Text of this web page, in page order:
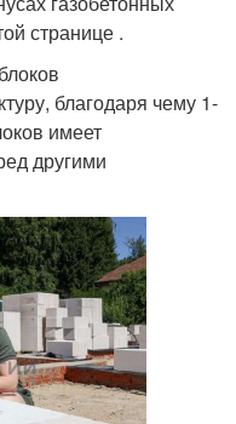
странице .
благодаря чему 1-
имеет
другими